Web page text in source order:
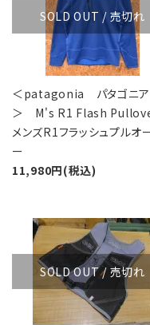
SOLD OUT / 売切れ
＜patagonia パタゴニア
＞ M's R1 Flash
メンズR1フラッシュプルオ
ー
11,980円(税込)
SOLD OUT / 売切れ